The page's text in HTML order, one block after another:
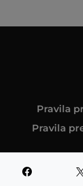
Pravila
Pravila